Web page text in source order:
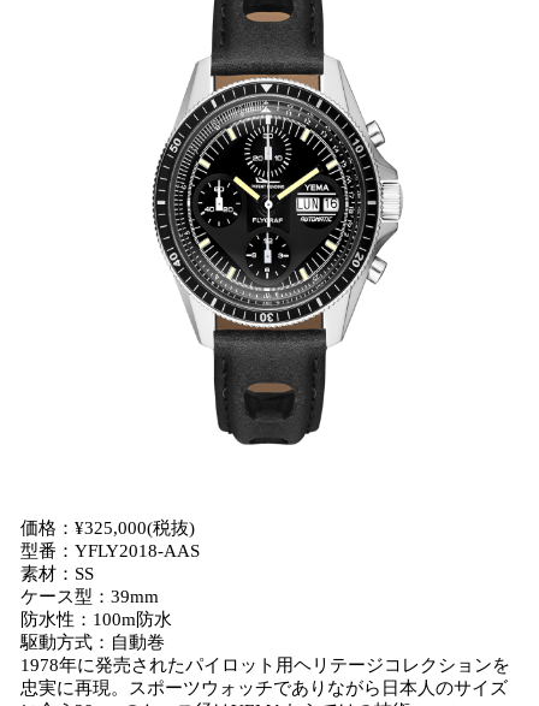
価格：¥325,000(税抜)
型番：YFLY2018-AAS
素材：SS
ケース型：39mm
防水性：100m防水
駆動方式：自動巻
1978年に発売されたパイロット用ヘリテージコレクションを
忠実に再現。スポーツウォッチでありながら日本人のサイズ